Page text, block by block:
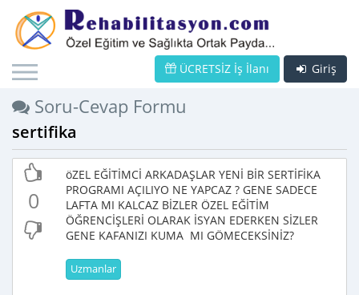
Giriş
ÜCRETSİZ İş İlanı
Soru-Cevap Formu
sertifika
0
öZEL EĞİTİMCİ ARKADAŞLAR YENİ BİR SERTİFİKA
PROGRAMI AÇILIYO NE YAPCAZ ? GENE SADECE
LAFTA MI KALCAZ BİZLER ÖZEL EĞİTİM
ÖĞRENCİŞLERİ OLARAK İSYAN EDERKEN SİZLER
GENE KAFANIZI KUMA MI GÖMECEKSİNİZ?
Uzmanlar